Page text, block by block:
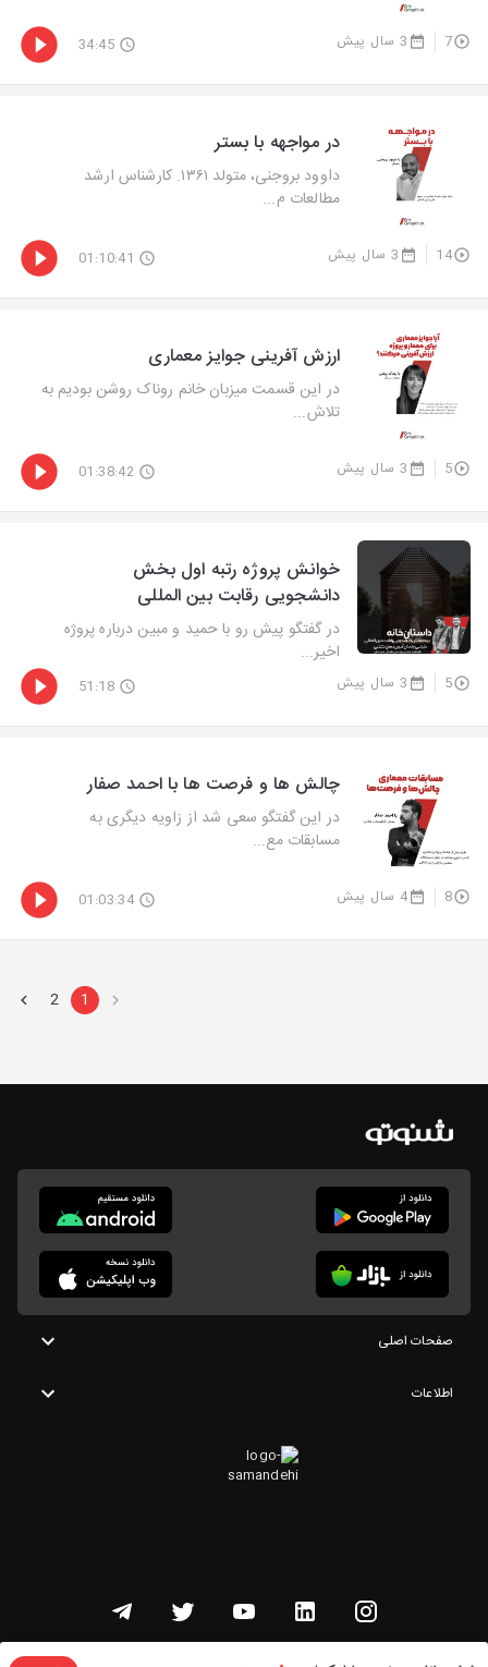
7 3 سال پیش 34:45
در مواجهه با بستر
داوود بروجنی، متولد ۱۳۶۱. کارشناس ارشد
مطالعات م...
14 3 سال پیش 01:10:41
ارزش آفرینی جوایز معماری
در این قسمت میزبان خانم روناک روشن بودیم به
تلاش...
5 3 سال پیش 01:38:42
خوانش پروژه رتبه اول بخش
دانشجویی رقابت بین المللی
در گفتگو پیش رو با حمید و مبین درباره پروژه
اخیر...
5 3 سال پیش 51:18
چالش ها و فرصت ها با احمد صفار
در این گفتگو سعی شد از زاویه دیگری به
مسابقات مع...
8 4 سال پیش 01:03:34
1
2
صفحات اصلی
اطلاعات
تمامی حقوق این وبسایت متعلق به شنوتو است